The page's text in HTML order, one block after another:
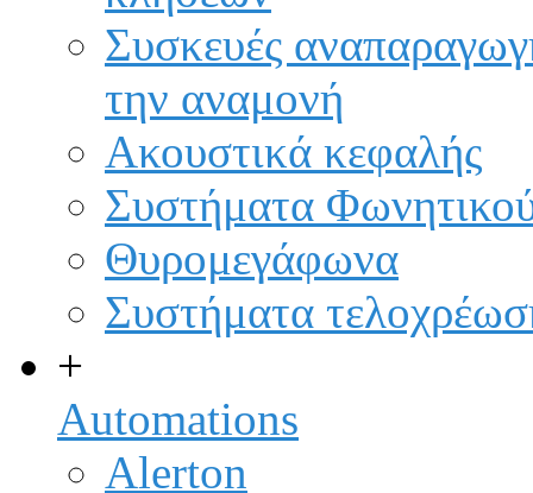
Συσκευές
την αναμονή
Ακουστικά κεφαλής
Συστήματα
Θυρομεγάφωνα
Συστήματα
+
Automations
Alerton